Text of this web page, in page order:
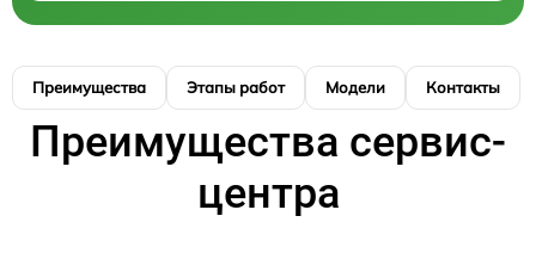
Преимущества Этапы работ Модели Контакты
Преимущества сервис-
центра